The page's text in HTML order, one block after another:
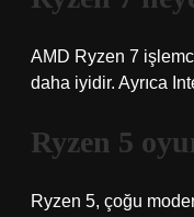
AMD Ryzen 7
daha iyidir. Ayrıca
Ryzen 5
Ryzen 5, çoğu